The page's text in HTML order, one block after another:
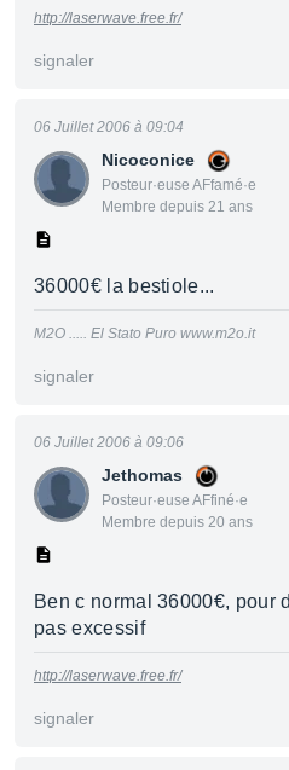
http://laserwave.free.fr/
signaler
Nicoconice
Posteur·euse AFfamé·e
Membre depuis 21 ans
06 Juillet 2006 à 09:04
36000€ la bestiole...
M2O ..... El Stato Puro www.m2o.it
signaler
Jethomas
Posteur·euse AFfiné·e
Membre depuis 20 ans
06 Juillet 2006 à 09:06
Ben c normal 36000€, pour
pas excessif
http://laserwave.free.fr/
signaler